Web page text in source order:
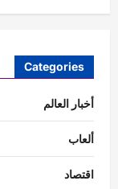
Categories
أخبار العالم
ألعاب
اقتصاد